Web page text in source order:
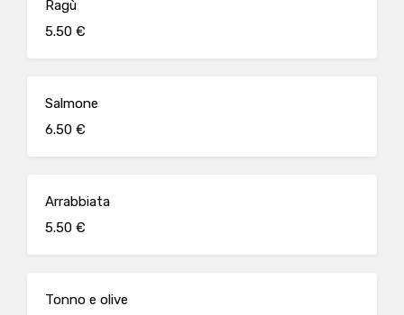
Ragù
5.50 €
Salmone
6.50 €
Arrabbiata
5.50 €
Tonno e olive